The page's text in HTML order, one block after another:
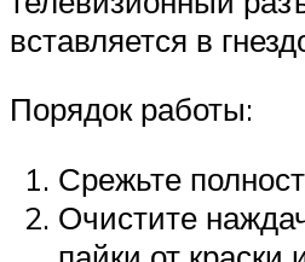
вставляется в
Порядок работы:
Срежьте
Очистите